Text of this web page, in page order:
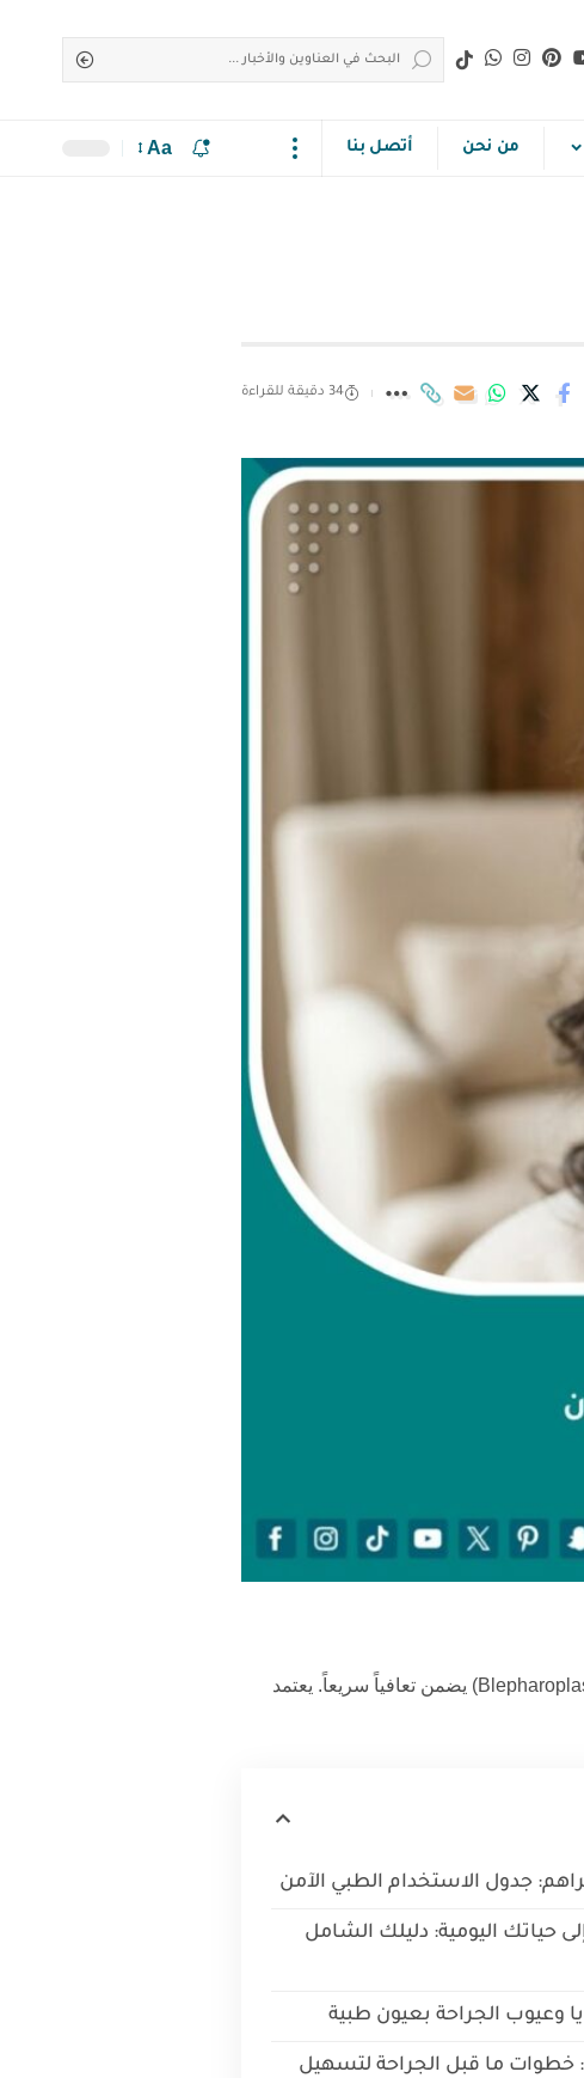
من نحن أتصل بنا Aa
34 دقيقة للقراءة
(Blepharoplasty Post-op Care) يضمن تعافياً سريعاً. يعتمد
جدول الاستخدام الطبي الآمن
حياتك اليومية: دليلك الشامل
وعيوب الجراحة بعيون طبية
خطوات ما قبل الجراحة لتسهيل